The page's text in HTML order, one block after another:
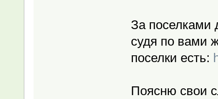
За поселками
судя по вами
поселки есть:
Поясню свои